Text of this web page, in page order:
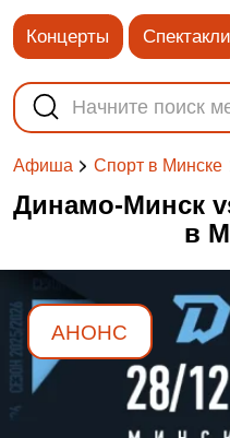
Концерты Спектакли
Афиша Спорт в Минске
Динамо-Минск
в
АНОНС